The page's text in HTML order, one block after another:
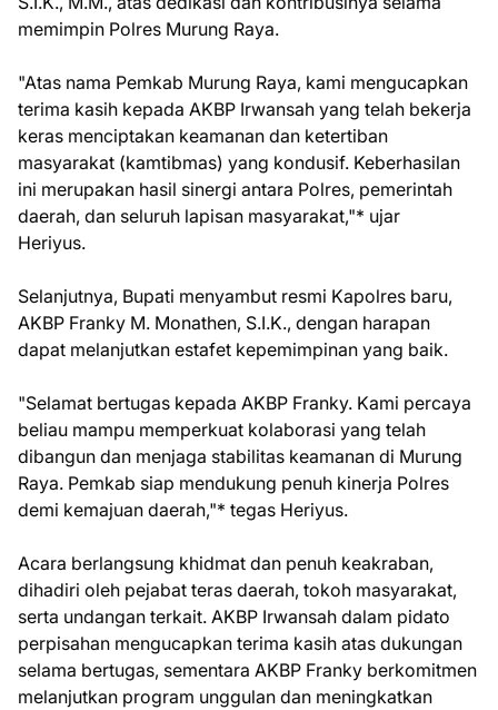
memimpin Polres Murung Raya.
"Atas nama Pemkab Murung Raya, kami mengucapkan
terima kasih kepada AKBP Irwansah yang telah bekerja
keras menciptakan keamanan dan ketertiban
masyarakat (kamtibmas) yang kondusif. Keberhasilan
ini merupakan hasil sinergi antara Polres, pemerintah
daerah, dan seluruh lapisan masyarakat,"* ujar
Heriyus.
Selanjutnya, Bupati menyambut resmi Kapolres baru,
AKBP Franky M. Monathen, S.I.K., dengan harapan
dapat melanjutkan estafet kepemimpinan yang baik.
"Selamat bertugas kepada AKBP Franky. Kami percaya
beliau mampu memperkuat kolaborasi yang telah
dibangun dan menjaga stabilitas keamanan di Murung
Raya. Pemkab siap mendukung penuh kinerja Polres
demi kemajuan daerah,"* tegas Heriyus.
Acara berlangsung khidmat dan penuh keakraban,
dihadiri oleh pejabat teras daerah, tokoh masyarakat,
serta undangan terkait. AKBP Irwansah dalam pidato
perpisahan mengucapkan terima kasih atas dukungan
selama bertugas, sementara AKBP Franky berkomitmen
melanjutkan program unggulan dan meningkatkan